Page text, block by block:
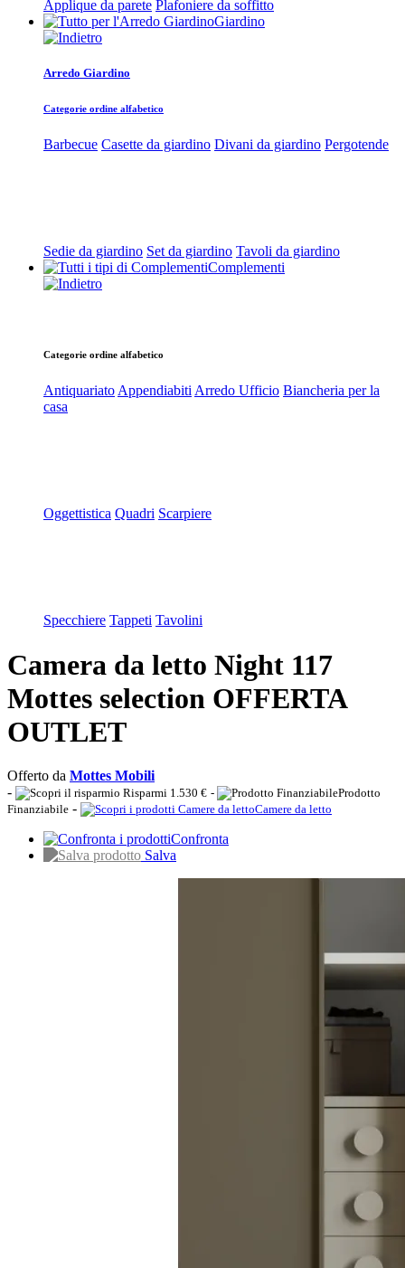
Applique da parete Plafoniere da soffitto
Giardino
Arredo Giardino
Categorie ordine alfabetico
Barbecue Casette da giardino Divani da giardino Pergotende
Sedie da giardino Set da giardino Tavoli da giardino
Complementi
Categorie ordine alfabetico
Antiquariato Appendiabiti Arredo Ufficio Biancheria per la
casa
Oggettistica Quadri Scarpiere
Specchiere Tappeti Tavolini
Camera da letto Night 117
Mottes selection OFFERTA
OUTLET
Offerto da Mottes Mobili
-
Risparmi 1.530 € -
Prodotto
Finanziabile - Camere da letto
Confronta
Salva